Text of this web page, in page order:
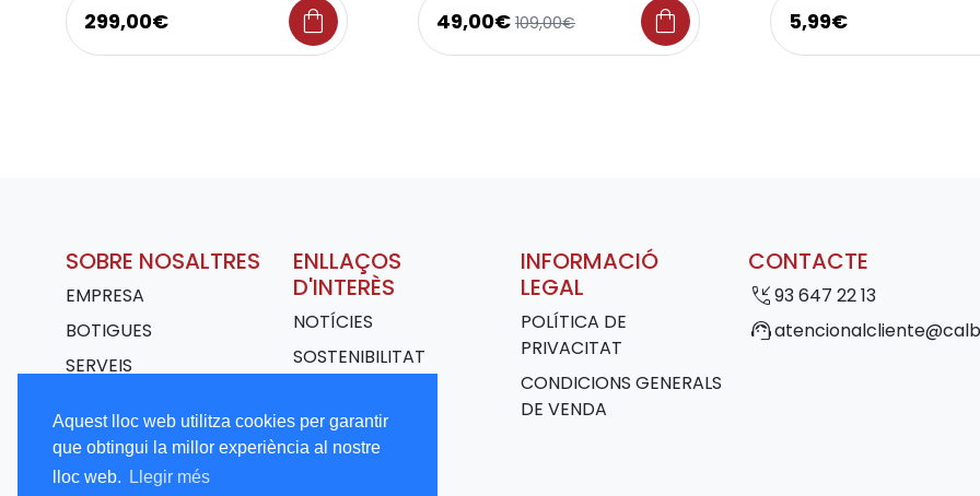
Aquest lloc web utilitza cookies per garantir
que obtingui la millor experiència al nostre
lloc web.
Llegir més
299,00€ shopping_bag 49,00€ 109,00€ shopping_bag 5,99€
SOBRE NOSALTRES
EMPRESA
BOTIGUES
SERVEIS
TREBALLA AMB
NOSALTRES
ENLLAÇOS
D'INTERÈS
NOTÍCIES
SOSTENIBILITAT
INFORMACIÓ
LEGAL
POLÍTICA DE
PRIVACITAT
CONDICIONS GENERALS
DE VENDA
CONTACTE
phone_callback93 647 22 13
support_agent